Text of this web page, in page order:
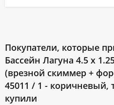
Покупатели, которые
Бассейн Лагуна 4.5 х
(врезной скиммер +
45011 / 1 - коричневый,
купили